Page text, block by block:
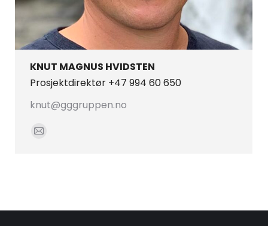
KNUT MAGNUS HVIDSTEN
Prosjektdirektør +47 994 60 650
knut@gggruppen.no
E-